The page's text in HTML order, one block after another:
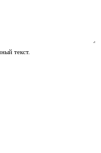
текст.